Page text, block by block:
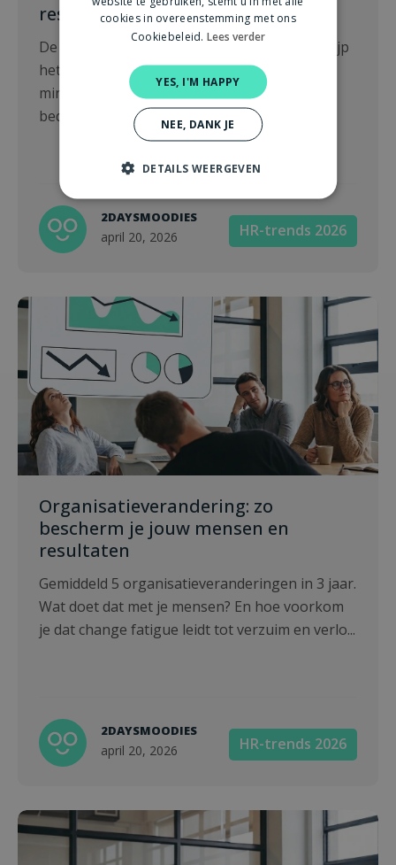
resultaten
De HR-trends van 2026 hangen samen. Begrijp
het totaalplaatje en zet werkbeleving om in
minder verzuim, minder verloop en betere
bedrijfsre...
2DAYSMOODIES
april 20, 2026 HR-trends 2026
Organisatieverandering: zo
bescherm je jouw mensen en
resultaten
Gemiddeld 5 organisatieveranderingen in 3 jaar.
Wat doet dat met je mensen? En hoe voorkom
je dat change fatigue leidt tot verzuim en verlo...
2DAYSMOODIES
april 20, 2026 HR-trends 2026
cookies in overeenstemming met ons
Cookiebeleid. Lees verder
YES, I'M HAPPY
NEE, DANK JE
DETAILS WEERGEVEN